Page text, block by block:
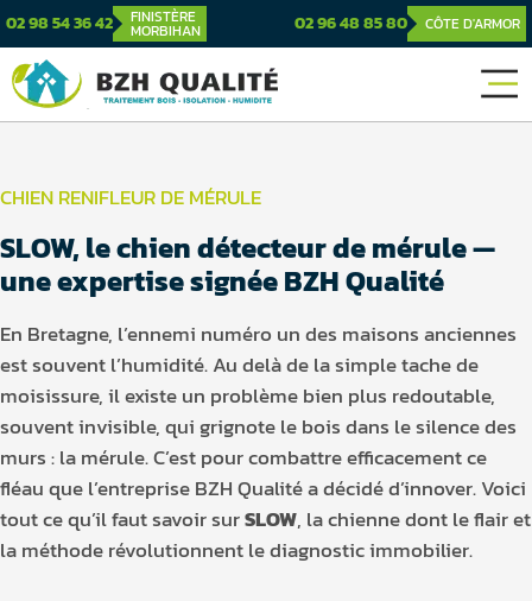
02 98 54 36 42 FINISTÈRE
MORBIHAN 02 96 48 85 80 CÔTE D'ARMOR
CHIEN RENIFLEUR DE MÉRULE
SLOW, le chien détecteur de mérule —
une expertise signée BZH Qualité
En Bretagne, l’ennemi numéro un des maisons anciennes
est souvent l’humidité. Au delà de la simple tache de
moisissure, il existe un problème bien plus redoutable,
souvent invisible, qui grignote le bois dans le silence des
murs : la mérule. C’est pour combattre efficacement ce
fléau que l’entreprise BZH Qualité a décidé d’innover. Voici
tout ce qu’il faut savoir surSLOW, la chienne dont le flair et
la méthode révolutionnent le diagnostic immobilier.